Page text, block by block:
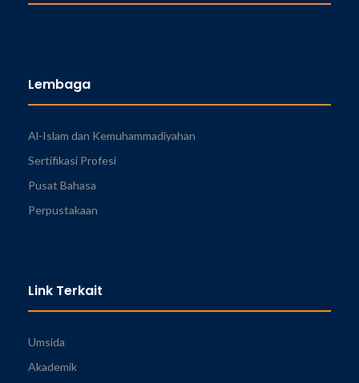
Lembaga
Al-Islam dan Kemuhammadiyahan
Sertifikasi Profesi
Pusat Bahasa
Perpustakaan
Link Terkait
Umsida
Akademik